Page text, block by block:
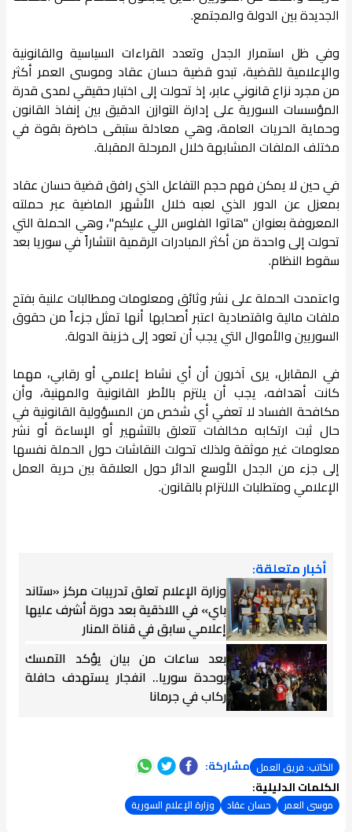
الجديدة بين الدولة والمجتمع.
وفي ظل استمرار الجدل وتعدد القراءات السياسية والقانونية
والإعلامية للقضية، تبدو قضية حسان عقاد وموسى العمر أكثر
من مجرد نزاع قانوني عابر، إذ تحولت إلى اختبار حقيقي لمدى قدرة
المؤسسات السورية على إدارة التوازن الدقيق بين إنفاذ القانون
وحماية الحريات العامة، وهي معادلة ستبقى حاضرة بقوة في
مختلف الملفات المشابهة خلال المرحلة المقبلة.
في حين لا يمكن فهم حجم التفاعل الذي رافق قضية حسان عقاد
بمعزل عن الدور الذي لعبه خلال الأشهر الماضية عبر حملته
المعروفة بعنوان "هاتوا الفلوس اللي عليكم"، وهي الحملة التي
تحولت إلى واحدة من أكثر المبادرات الرقمية انتشاراً في سوريا بعد
سقوط النظام.
واعتمدت الحملة على نشر وثائق ومعلومات ومطالبات علنية بفتح
ملفات مالية واقتصادية اعتبر أصحابها أنها تمثل جزءاً من حقوق
السوريين والأموال التي يجب أن تعود إلى خزينة الدولة.
في المقابل، يرى آخرون أن أي نشاط إعلامي أو رقابي، مهما
كانت أهدافه، يجب أن يلتزم بالأطر القانونية والمهنية، وأن
مكافحة الفساد لا تعفي أي شخص من المسؤولية القانونية في
حال ثبت ارتكابه مخالفات تتعلق بالتشهير أو الإساءة أو نشر
معلومات غير موثقة ولذلك تحولت النقاشات حول الحملة نفسها
إلى جزء من الجدل الأوسع الدائر حول العلاقة بين حرية العمل
الإعلامي ومتطلبات الالتزام بالقانون.
أخبار متعلقة:
وزارة الإعلام تعلق تدريبات مركز «ستاند
باي» في اللاذقية بعد دورة أشرف عليها
إعلامي سابق في قناة المنار
بعد ساعات من بيان يؤكد التمسك
بوحدة سوريا.. انفجار يستهدف حافلة
ركاب في جرمانا
الكاتب: فريق العمل مشاركة:
الكلمات الدليلية:
موسى العمر حسان عقاد وزارة الإعلام السورية